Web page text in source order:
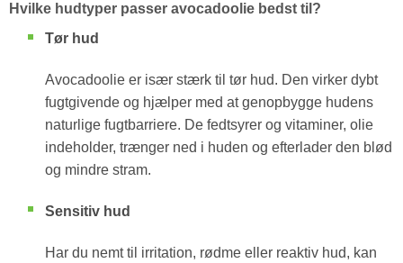
Hvilke hudtyper passer avocadoolie bedst til?
Tør hud
Avocadoolie er især stærk til tør hud. Den virker dybt
fugtgivende og hjælper med at genopbygge hudens
naturlige fugtbarriere. De fedtsyrer og vitaminer, olie
indeholder, trænger ned i huden og efterlader den blød
og mindre stram.
Sensitiv hud
Har du nemt til irritation, rødme eller reaktiv hud, kan